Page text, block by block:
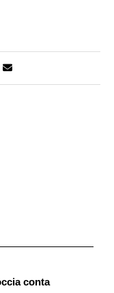
ha visto negli ultimi
nelle piazze e nei
Nazioni unite, sta
sono stati poi
la città, dalla
conta